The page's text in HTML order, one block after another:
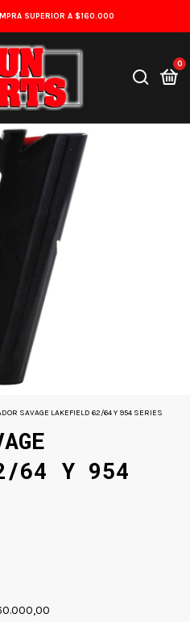
SUPERIOR A $160.000
0
SAVAGE LAKEFIELD 62/64 Y 954 SERIES
64 Y 954